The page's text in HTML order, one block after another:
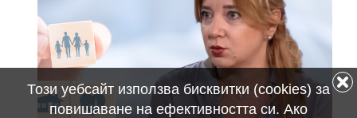
Този уебсайт използва бисквитки (cookies) за
повишаване на ефективността си. Ако